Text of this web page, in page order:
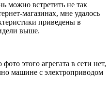
можно встретить не так
магазинах, мне удалось
приведены в
выше.
этого агрегата в сети нет,
машине с электроприводом